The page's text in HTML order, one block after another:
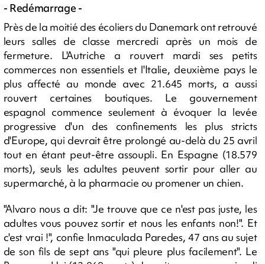
- Redémarrage -
Près de la moitié des écoliers du Danemark ont retrouvé
leurs salles de classe mercredi après un mois de
fermeture. L'Autriche a rouvert mardi ses petits
commerces non essentiels et l'Italie, deuxième pays le
plus affecté au monde avec 21.645 morts, a aussi
rouvert certaines boutiques. Le gouvernement
espagnol commence seulement à évoquer la levée
progressive d'un des confinements les plus stricts
d'Europe, qui devrait être prolongé au-delà du 25 avril
tout en étant peut-être assoupli. En Espagne (18.579
morts), seuls les adultes peuvent sortir pour aller au
supermarché, à la pharmacie ou promener un chien.
"Alvaro nous a dit: "Je trouve que ce n'est pas juste, les
adultes vous pouvez sortir et nous les enfants non!". Et
c'est vrai !", confie Inmaculada Paredes, 47 ans au sujet
de son fils de sept ans "qui pleure plus facilement". Le